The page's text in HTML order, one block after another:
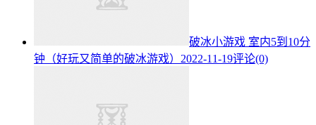
破冰小游戏 室内5到10分
钟（好玩又简单的破冰游戏） 2022-11-19评论(0)